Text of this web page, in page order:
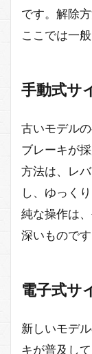
です。解除
ここでは一
手動式サ
古いモデル
ブレーキが
方法は、レ
し、ゆっく
純な操作は
深いものです
電子式サ
新しいモデ
キが普及し